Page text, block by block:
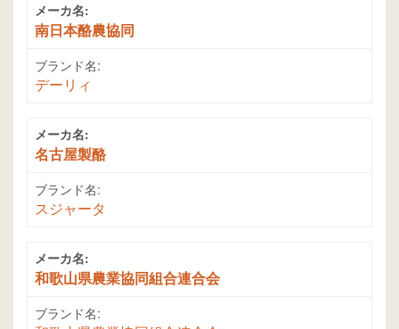
メーカ名:
南日本酪農協同
ブランド名:
デーリィ
メーカ名:
名古屋製酪
ブランド名:
スジャータ
メーカ名:
和歌山県農業協同組合連合会
ブランド名: